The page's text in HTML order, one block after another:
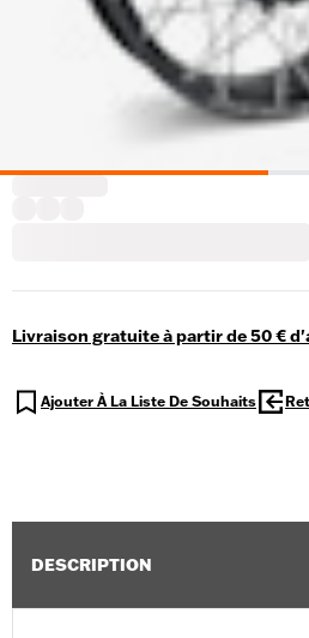
Livraison gratuite à partir de 50 €
Ajouter À La Liste De Souhaits
DESCRIPTION